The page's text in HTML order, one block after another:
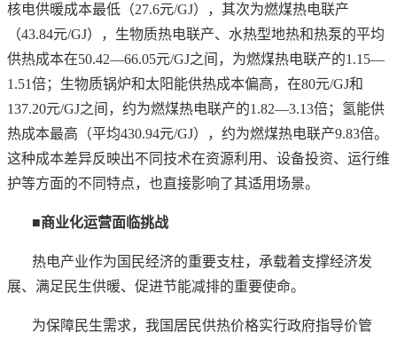
核电供暖成本最低（27.6元/GJ），其次为燃煤热电联产
（43.84元/GJ），生物质热电联产、水热型地热和热泵的平均
供热成本在50.42—66.05元/GJ之间，为燃煤热电联产的1.15—
1.51倍；生物质锅炉和太阳能供热成本偏高，在80元/GJ和
137.20元/GJ之间，约为燃煤热电联产的1.82—3.13倍；氢能供
热成本最高（平均430.94元/GJ），约为燃煤热电联产9.83倍。
这种成本差异反映出不同技术在资源利用、设备投资、运行维
护等方面的不同特点，也直接影响了其适用场景。
■商业化运营面临挑战
热电产业作为国民经济的重要支柱，承载着支撑经济发
展、满足民生供暖、促进节能减排的重要使命。
为保障民生需求，我国居民供热价格实行政府指导价管